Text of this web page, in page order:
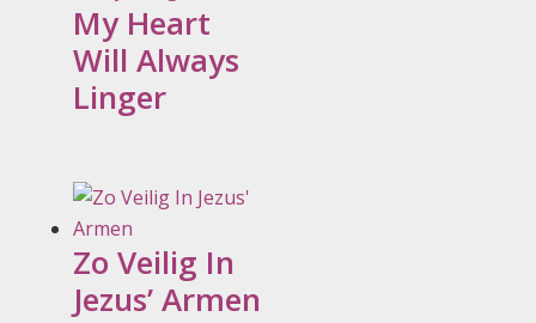
My Heart
Will Always
Linger
Zo Veilig In
Jezus’ Armen